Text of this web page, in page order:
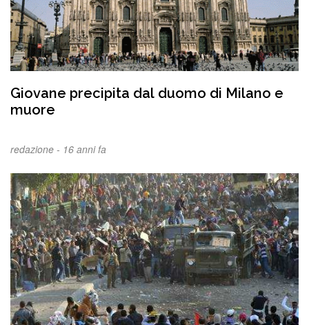
Giovane precipita dal duomo di Milano e
muore
redazione - 16 anni fa